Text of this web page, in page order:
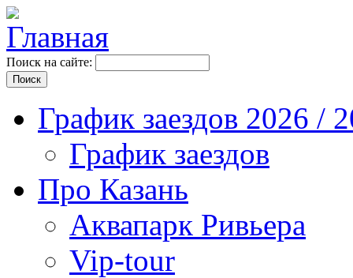
Поиск на сайте:
График заездов 2026 /
График заездов
Про Казань
Аквапарк Ривьера
Vip-tour